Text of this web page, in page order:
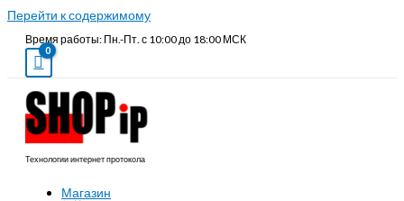
Перейти к содержимому
Время работы: Пн.-Пт. с 10:00 до 18:00 МСК
Технологии интернет протокола
Магазин